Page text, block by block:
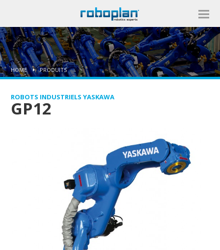
HOME PRODUITS
ROBOTS INDUSTRIELS YASKAWA
GP12